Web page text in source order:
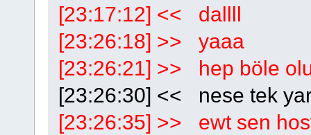
[23:17:12] << dallll
[23:26:18] >> yaaa
[23:26:21] >> hep böle
[23:26:30] << nese tek
[23:26:35] >> ewt sen